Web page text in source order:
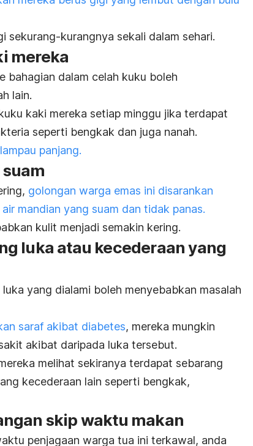
sekurang-kurangnya sekali dalam sehari.
mereka
bahagian dalam celah kuku boleh
lain.
kaki mereka setiap minggu jika terdapat
seperti bengkak dan juga nanah.
panjang.
golongan warga emas ini disarankan
mandian yang suam dan tidak panas.
kulit menjadi semakin kering.
luka atau kecederaan yang
yang dialami boleh menyebabkan masalah
saraf akibat diabetes, mereka mungkin
akibat daripada luka tersebut.
melihat sekiranya terdapat sebarang
kecederaan lain seperti bengkak,
skipwaktu makan
penjagaan warga tua ini terkawal, anda